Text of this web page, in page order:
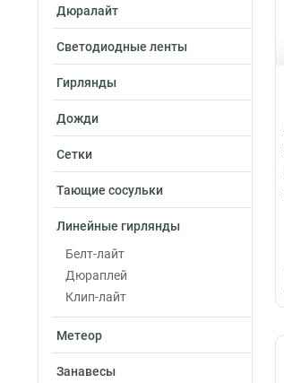
Дюралайт
Светодиодные ленты
Гирлянды
Дожди
Сетки
Тающие сосульки
Линейные гирлянды
Белт-лайт
Дюраплей
Клип-лайт
Метеор
Занавесы